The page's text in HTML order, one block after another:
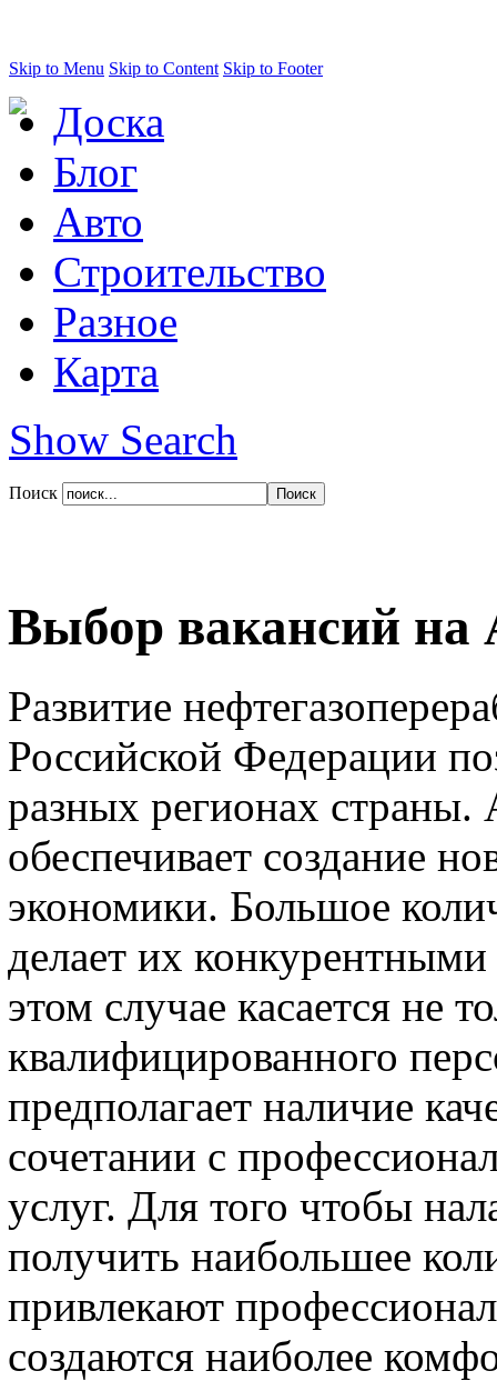
Skip to Menu Skip to Content Skip to Footer
Доска
Блог
Авто
Строительство
Разное
Карта
Show Search
Поиск
Выбор вакансий на
Развитие
Российской Федерации
разных регионах страны.
обеспечивает создание
экономики. Большое
делает их
этом случае касается не
квалифицированного
предполагает наличие
сочетании с
услуг. Для того чтобы
получить наибольшее
привлекают
создаются наиболее